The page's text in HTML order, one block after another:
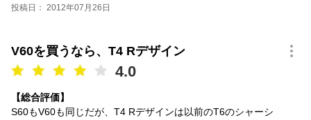
投稿日： 2012年07月26日
V60を買うなら、T4 Rデザイン
4.0
【総合評価】
S60もV60も同じだが、T4 Rデザインは以前のT6のシャーシ